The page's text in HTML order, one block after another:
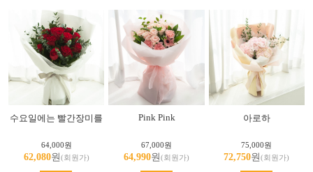
수요일에는 빨간장미를
64,000원
62,080원(회원가)
Pink Pink
67,000원
64,990원(회원가)
아로하
75,000원
72,750원(회원가)